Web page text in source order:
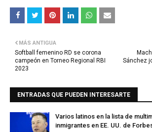
Sánchez
MÁS ANTIGUA
Softball femenino RD se corona
campeón en Torneo Regional RBI
2023
ENTRADAS QUE PUEDEN INTERESARTE
Varios latinos en la lista de
inmigrantes en EE. UU. de